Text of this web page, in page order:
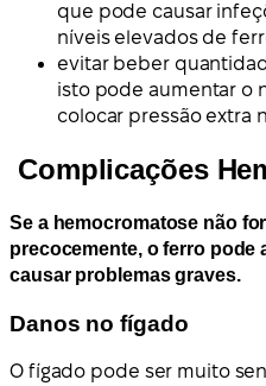
que pode causar
níveis elevados de
evitar beber
isto pode aumentar o
colocar pressão extra
Complicações
Se a hemocromatose não
precocemente, o ferro pode
causar problemas graves.
Danos no fígado
O fígado pode ser muito